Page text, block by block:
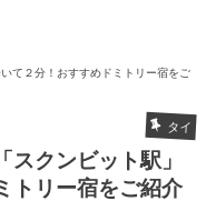
て２分！おすすめドミトリー宿をご
タイ
クンビット駅」
トリー宿をご紹介